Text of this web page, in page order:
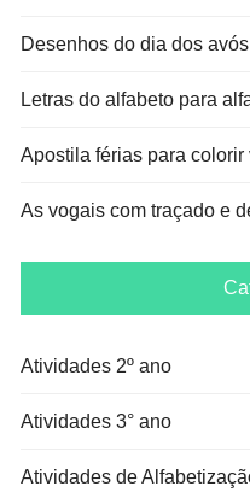
Desenhos do dia dos
Letras do alfabeto para
Apostila férias para colorir
As vogais com traçado e
Atividades 2º ano
Atividades 3° ano
Atividades de